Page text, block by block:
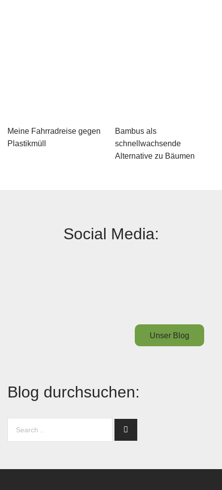
Meine Fahrradreise gegen
Plastikmüll
Bambus als
schnellwachsende
Alternative zu Bäumen
Social Media:
Unser Blog
Blog durchsuchen: